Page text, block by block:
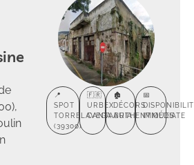
📍
SPOT
TORRELAVEGA
(39300)
🇫🇷
URBEX
CANTABRIA
🏚️
DÉCORS
AUTHENTIQUES
📅
IMMÉDIATE